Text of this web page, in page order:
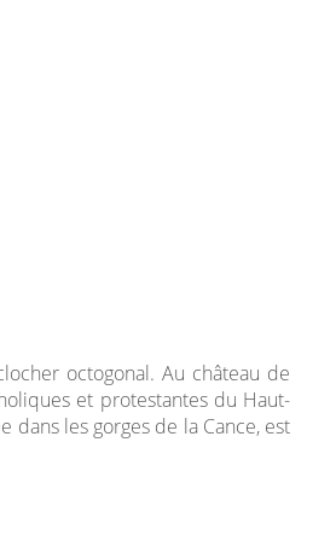
octogonal. Au château de
et protestantes du Haut-
dans les gorges de la Cance, est